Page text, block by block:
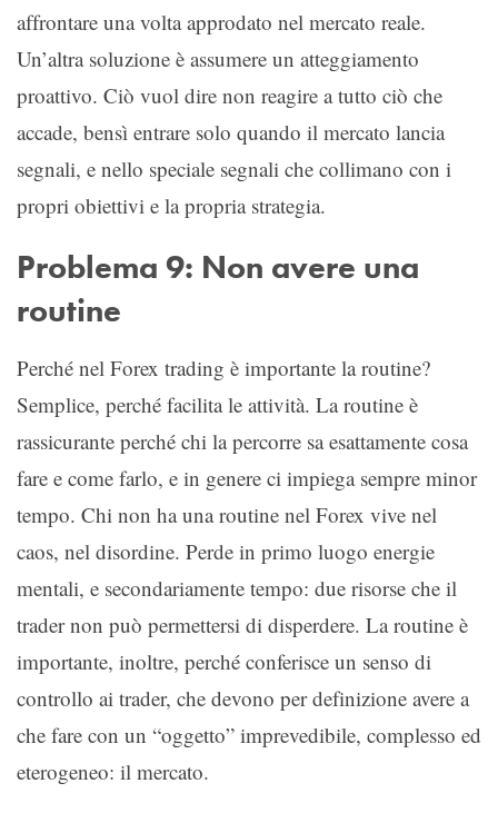
affrontare una volta approdato nel mercato reale.
Un’altra soluzione è assumere un atteggiamento
proattivo. Ciò vuol dire non reagire a tutto ciò che
accade, bensì entrare solo quando il mercato lancia
segnali, e nello speciale segnali che collimano con i
propri obiettivi e la propria strategia.
Problema 9: Non avere una
routine
Perché nel Forex trading è importante la routine?
Semplice, perché facilita le attività. La routine è
rassicurante perché chi la percorre sa esattamente cosa
fare e come farlo, e in genere ci impiega sempre minor
tempo. Chi non ha una routine nel Forex vive nel
caos, nel disordine. Perde in primo luogo energie
mentali, e secondariamente tempo: due risorse che il
trader non può permettersi di disperdere. La routine è
importante, inoltre, perché conferisce un senso di
controllo ai trader, che devono per definizione avere a
che fare con un “oggetto” imprevedibile, complesso ed
eterogeneo: il mercato.